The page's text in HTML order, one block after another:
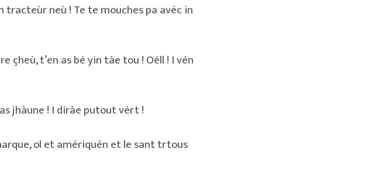
tracteùr neù ! Te te mouches pa avéc in
çheù, t’en as bé yin tàe tou ! Oéll ! I vén
jhàune ! I diràe putout vért !
ol et amériquén et le sant trtous